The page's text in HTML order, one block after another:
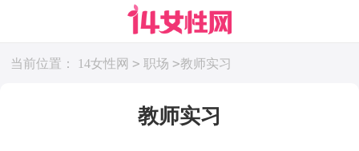
当前位置： 14女性网 > 职场 >教师实习
教师实习